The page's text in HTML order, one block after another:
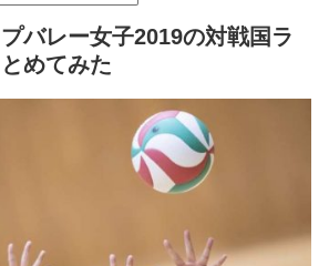
バレー女子2019の対戦国ラ
めてみた